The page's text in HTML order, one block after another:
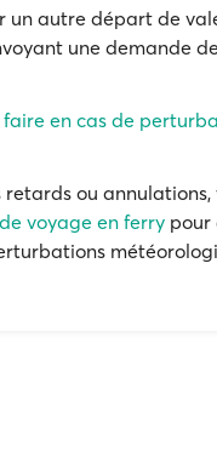
un autre départ de
une demande
faire en cas de
ou
voyage en ferry pour